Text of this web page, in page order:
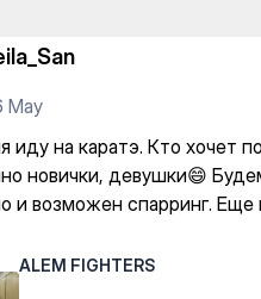
May
иду на каратэ. Кто хочет
новички, девушки😄
и возможен спарринг.
ALEM FIGHTERS